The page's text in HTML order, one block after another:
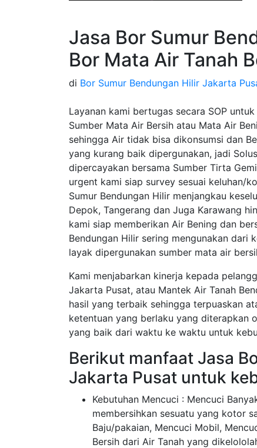
Jasa Bor Sumur
Bor Mata Air Tanah
di Bor Sumur Bendungan Hilir Jakarta
Layanan kami bertugas secara SOP
Sumber Mata Air Bersih atau Mata Air
sehingga Air tidak bisa dikonsumsi dan
yang kurang baik dipergunakan, jadi
dipercayakan bersama Sumber Tirta
urgent kami siap survey sesuai keluhan/
Sumur Bendungan Hilir menjangkau
Depok, Tangerang dan Juga Karawang
kami siap memberikan Air Bening dan
Bendungan Hilir sering mengunakan dari
layak dipergunakan sumber mata air
Kami menjabarkan kinerja kepada
Jakarta Pusat, atau Mantek Air Tanah
hasil yang terbaik sehingga terpuaskan
ketentuan yang berlaku yang diterapkan
yang baik dari waktu ke waktu untuk
Berikut manfaat Jasa
Jakarta Pusat untuk
Kebutuhan Mencuci : Mencuci
membersihkan sesuatu yang kotor
Baju/pakaian, Mencuci Mobil,
Bersih dari Air Tanah yang